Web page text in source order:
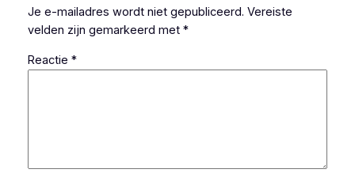
Je e-mailadres wordt niet gepubliceerd. Vereiste
velden zijn gemarkeerd met *
Reactie *